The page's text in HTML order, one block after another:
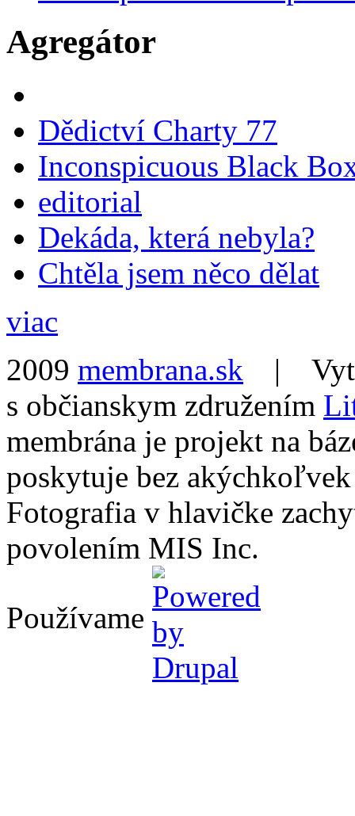
Agregátor
Dědictví Charty 77
Inconspicuous Black
editorial
Dekáda, která nebyla?
Chtěla jsem něco dělat
viac
2009 membrana.sk |
s občianskym združením
membrána je projekt na
poskytuje bez
Fotografia v hlavičke
povolením MIS Inc.
Používame